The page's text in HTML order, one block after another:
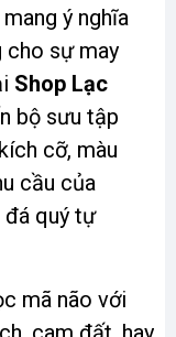
ý nghĩa
cho sự may
Shop Lạc
bộ sưu tập
cỡ, màu
cầu của
đá quý tự
mã não với